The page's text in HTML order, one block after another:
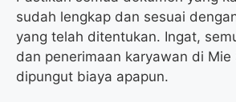
sudah lengkap dan sesuai
yang telah ditentukan. Ingat,
dan penerimaan karyawan di
dipungut biaya apapun.